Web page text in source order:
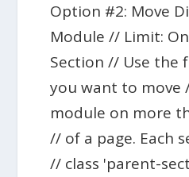
Option #2: Move
Module // Limit:
Section // Use the
you want to move
module on more
// of a page. Each
// class 'parent-